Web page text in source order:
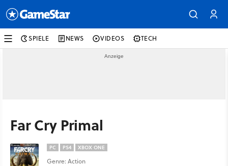
SPIELE NEWS VIDEOS TECH
Far Cry Primal
PC PS4 XBOX ONE
Genre: Action